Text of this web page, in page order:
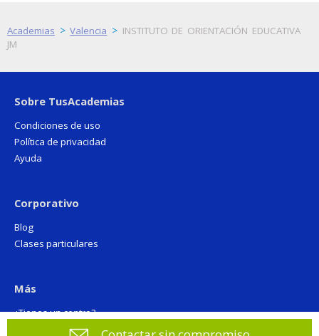
Academias >Valencia > INSTITUTO DE ORIENTACIÓN EDUCATIVA
JM
Sobre TusAcademias
Condiciones de uso
Política de privacidad
Ayuda
Corporativo
Blog
Clases particulares
Más
¿Tienes un centro?